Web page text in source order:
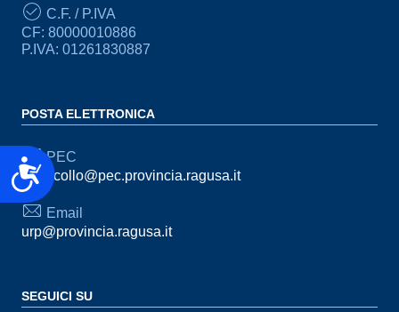
Accessibilità
C.F. / P.IVA
CF: 80000010886
P.IVA: 01261830887
POSTA ELETTRONICA
PEC
protocollo@pec.provincia.ragusa.it
Email
urp@provincia.ragusa.it
SEGUICI SU